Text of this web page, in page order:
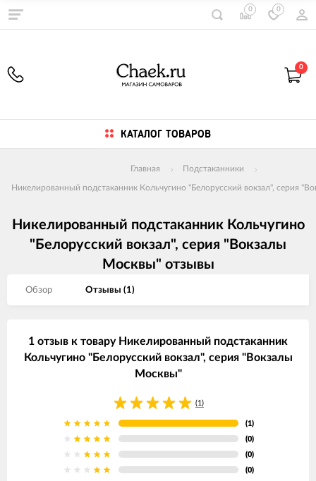
0 0
0
КАТАЛОГ ТОВАРОВ
Главная Подстаканники
Никелированный подстаканник Кольчугино "Белорусский вокзал", серия
Никелированный подстаканник Кольчугино
"Белорусский вокзал", серия "Вокзалы
Москвы" отзывы
Обзор Отзывы (1)
1 отзыв к товару Никелированный подстаканник
Кольчугино "Белорусский вокзал", серия "Вокзалы
Москвы"
(1)
(1)
(0)
(0)
(0)